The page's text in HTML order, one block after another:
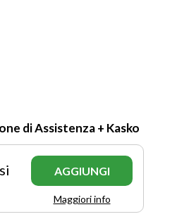
di Assistenza + Kasko
AGGIUNGI
Maggiori info